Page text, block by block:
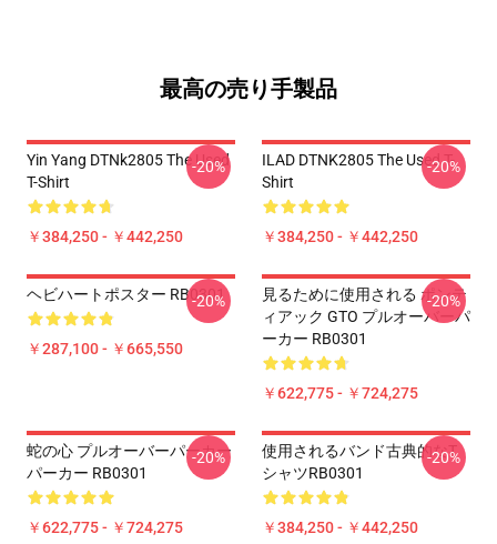
最高の売り手製品
Yin Yang DTNk2805 The Used
T-Shirt
￥384,250 - ￥442,250
-20%
ILAD DTNK2805 The Used T-
Shirt
￥384,250 - ￥442,250
-20%
ヘビハートポスター RB0301
￥287,100 - ￥665,550
-20%
見るために使用される ポンテ
ィアック GTO プルオーバーパ
ーカー RB0301
￥622,775 - ￥724,275
-20%
蛇の心 プルオーバーパーカー
パーカー RB0301
￥622,775 - ￥724,275
-20%
使用されるバンド古典的なT
シャツRB0301
￥384,250 - ￥442,250
-20%